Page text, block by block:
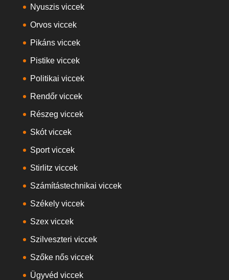
Nyuszis viccek
Orvos viccek
Pikáns viccek
Pistike viccek
Politikai viccek
Rendőr viccek
Részeg viccek
Skót viccek
Sport viccek
Stirlitz viccek
Számítástechnikai viccek
Székely viccek
Szex viccek
Szilveszteri viccek
Szőke nős viccek
Ügyvéd viccek